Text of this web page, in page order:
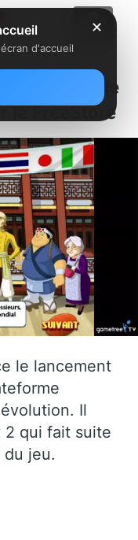
de
le FreeStore
le lancement
Il
2 qui fait suite
jeu.
✕
d'accueil